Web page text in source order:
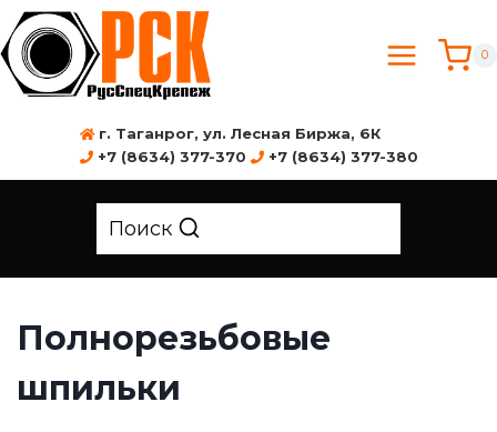
0
г. Таганрог, ул. Лесная Биржа, 6К
+7 (8634) 377-370
+7 (8634) 377-380
Поиск
Полнорезьбовые
шпильки